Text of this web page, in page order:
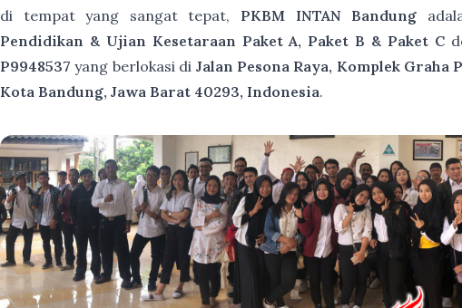
di tempat yang sangat tepat, PKBM INTAN Bandung
Pendidikan & Ujian Kesetaraan Paket A, Paket B & Paket C
P9948537 yang berlokasi di Jalan Pesona Raya, Komplek Graha
Kota Bandung, Jawa Barat 40293, Indonesia.